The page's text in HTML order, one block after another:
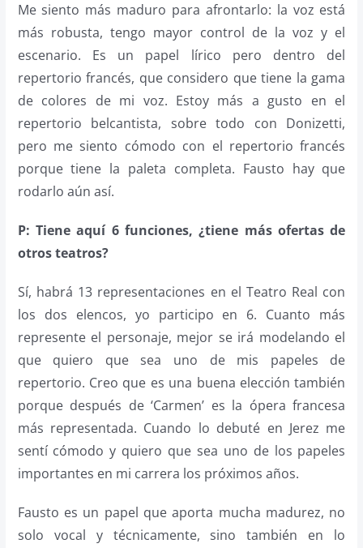
Me siento más maduro para afrontarlo: la voz está
más robusta, tengo mayor control de la voz y el
escenario. Es un papel lírico pero dentro del
repertorio francés, que considero que tiene la gama
de colores de mi voz. Estoy más a gusto en el
repertorio belcantista, sobre todo con Donizetti,
pero me siento cómodo con el repertorio francés
porque tiene la paleta completa. Fausto hay que
rodarlo aún así.
P: Tiene aquí 6 funciones, ¿tiene más ofertas de
otros teatros?
Sí, habrá 13 representaciones en el Teatro Real con
los dos elencos, yo participo en 6. Cuanto más
represente el personaje, mejor se irá modelando el
que quiero que sea uno de mis papeles de
repertorio. Creo que es una buena elección también
porque después de ‘Carmen’ es la ópera francesa
más representada. Cuando lo debuté en Jerez me
sentí cómodo y quiero que sea uno de los papeles
importantes en mi carrera los próximos años.
Fausto es un papel que aporta mucha madurez, no
solo vocal y técnicamente, sino también en lo